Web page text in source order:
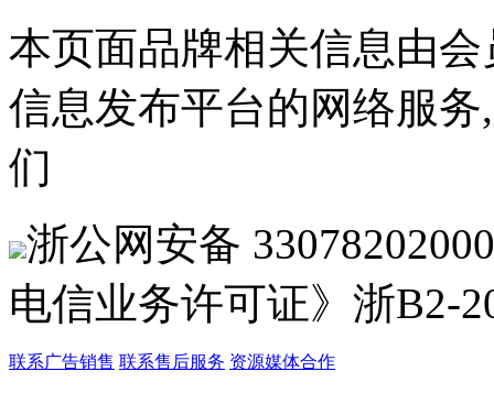
本页面品牌相关信息由
信息发布平台的网络服
们
浙公网安备
电信业务许可证》浙B2-
联系广告销售 联系售后服务 资源媒体合作